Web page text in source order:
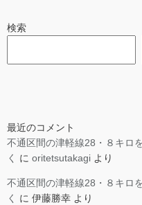
検索
最近のコメント
不通区間の津軽線28・８キロ
く
に oritetsutakagi より
不通区間の津軽線28・８キロ
く
に 伊藤勝幸 より